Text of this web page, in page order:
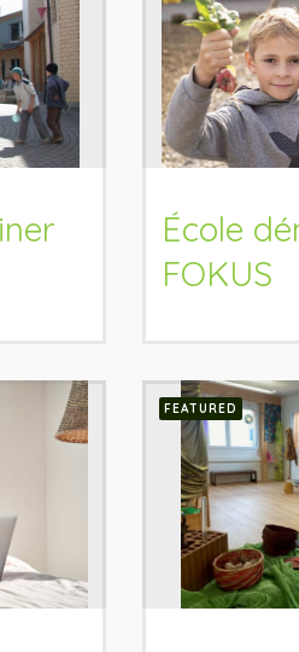
École
FOKUS
FEATURED